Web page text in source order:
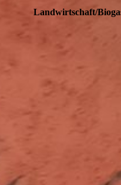
Landwirtschaft/